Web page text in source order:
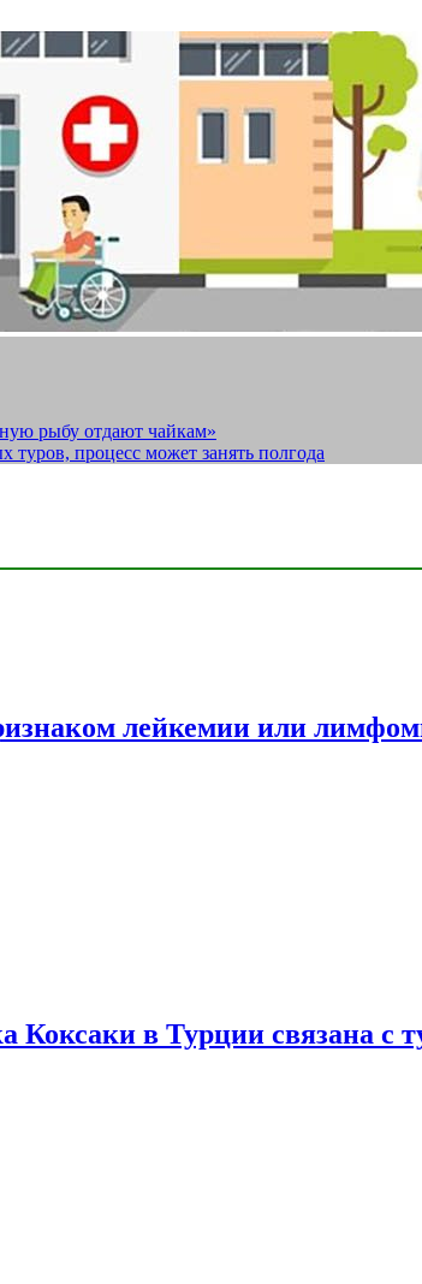
рыбу отдают чайкам»
туров, процесс может занять полгода
лейкемии или
в Турции связана с